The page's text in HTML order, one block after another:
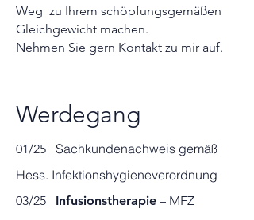
Weg zu Ihrem schöpfungsgemäßen
Gleichgewicht machen.
Nehmen Sie gern Kontakt zu mir auf.
Werdegang
01/25 Sachkundenachweis gemäß
Hess. Infektionshygieneverordnung
03/25 Infusionstherapie – MFZ